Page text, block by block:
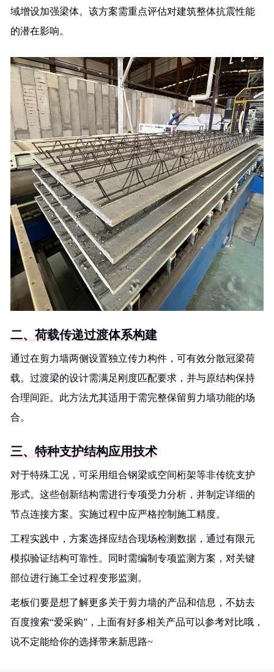
域增设加强梁体。该方案需重点评估对建筑整体抗震性能
的潜在影响。
二、荷载传递过渡体系构建
通过在剪力墙两侧设置独立传力构件，可有效分散冠梁荷
载。过渡梁的设计需满足刚度匹配要求，并与原结构保持
合理间距。此方法尤其适用于需完整保留剪力墙功能的场
合。
三、特种支护结构应用技术
对于特殊工况，可采用组合钢梁或空间桁架等非传统支护
形式。这些创新结构需进行专项受力分析，并制定详细的
节点连接方案。实施过程中应严格控制施工精度。
工程实践中，方案选择应结合现场检测数据，通过有限元
模拟验证结构可靠性。同时需编制专项监测方案，对关键
部位进行施工全过程变形监测。
老板们要是想了解更多关于剪力墙的产品和信息，不妨去
百度搜索“爱采购”，上面有好多相关产品可以参考对比哦，
说不定能给你的选择带来新思路~